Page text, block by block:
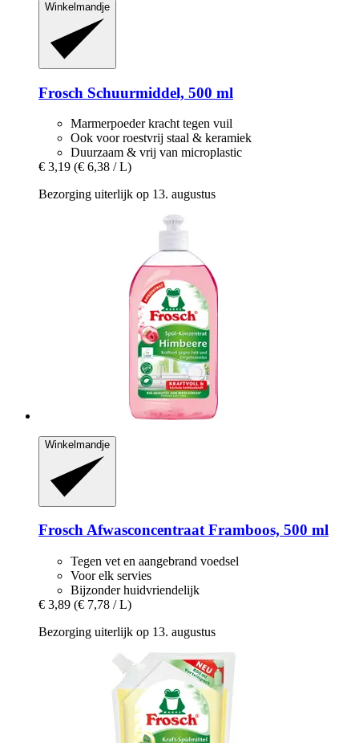
Winkelmandje
Frosch Schuurmiddel, 500 ml
Marmerpoeder kracht tegen vuil
Ook voor roestvrij staal & keramiek
Duurzaam & vrij van microplastic
€ 3,19 (€ 6,38 / L)
Bezorging uiterlijk op 13. augustus
Winkelmandje
FroschAfwasconcentraat Framboos, 500 ml
Tegen vet en aangebrand voedsel
Voor elk servies
Bijzonder huidvriendelijk
€ 3,89 (€ 7,78 / L)
Bezorging uiterlijk op 13. augustus